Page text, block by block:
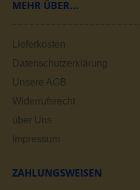
MEHR ÜBER...
Lieferkosten
Datenschutzerklärung
Unsere AGB
Widerrufsrecht
über Uns
Impressum
ZAHLUNGSWEISEN